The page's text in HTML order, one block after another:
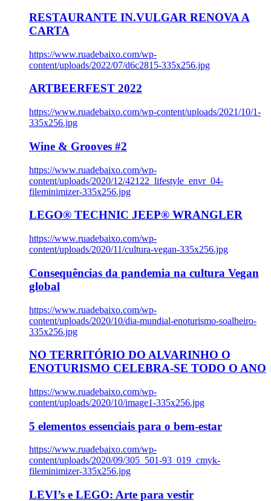
RESTAURANTE IN.VULGAR RENOVA A
CARTA
https://www.ruadebaixo.com/wp-
content/uploads/2022/07/d6c2815-335x256.jpg
ARTBEERFEST 2022
https://www.ruadebaixo.com/wp-content/uploads/2021/10/1-
335x256.jpg
Wine & Grooves #2
https://www.ruadebaixo.com/wp-
content/uploads/2020/12/42122_lifestyle_envr_04-
fileminimizer-335x256.jpg
LEGO® TECHNIC JEEP® WRANGLER
https://www.ruadebaixo.com/wp-
content/uploads/2020/11/cultura-vegan-335x256.jpg
Consequências da pandemia na cultura Vegan
global
https://www.ruadebaixo.com/wp-
content/uploads/2020/10/dia-mundial-enoturismo-soalheiro-
335x256.jpg
NO TERRITÓRIO DO ALVARINHO O
ENOTURISMO CELEBRA-SE TODO O ANO
https://www.ruadebaixo.com/wp-
content/uploads/2020/10/image1-335x256.jpg
5 elementos essenciais para o bem-estar
https://www.ruadebaixo.com/wp-
content/uploads/2020/09/305_501-93_019_cmyk-
fileminimizer-335x256.jpg
LEVI’s e LEGO: Arte para vestir